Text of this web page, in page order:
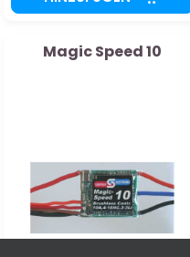
Magic Speed ​​10